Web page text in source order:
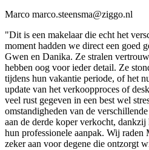
Marco marco.steensma@ziggo.nl
"Dit is een makelaar die echt het
moment hadden we direct een goed
Gwen en Danika. Ze stralen
hebben oog voor ieder detail. Ze
tijdens hun vakantie periode, of het
update van het verkoopproces of
veel rust gegeven in een best wel
omstandigheden van de
aan de derde koper verkocht,
hun professionele aanpak. Wij raden
zeker aan voor degene die ontzorgt